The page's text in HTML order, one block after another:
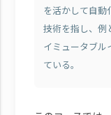
を活かして自動
技術を指し、例
イミュータブル
ている。